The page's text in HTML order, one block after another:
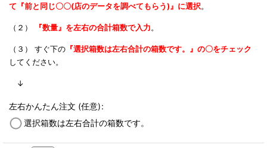
て『前と同じ〇〇(店のデータを調べてもらう)』に選択。
（２） 『数量』を左右の合計箱数で入力。
（３） すぐ下の 『選択箱数は左右合計の箱数です。』の〇をチェック
してください。
↓
左右かんたん注文 (任意):
選択箱数は左右合計の箱数です。